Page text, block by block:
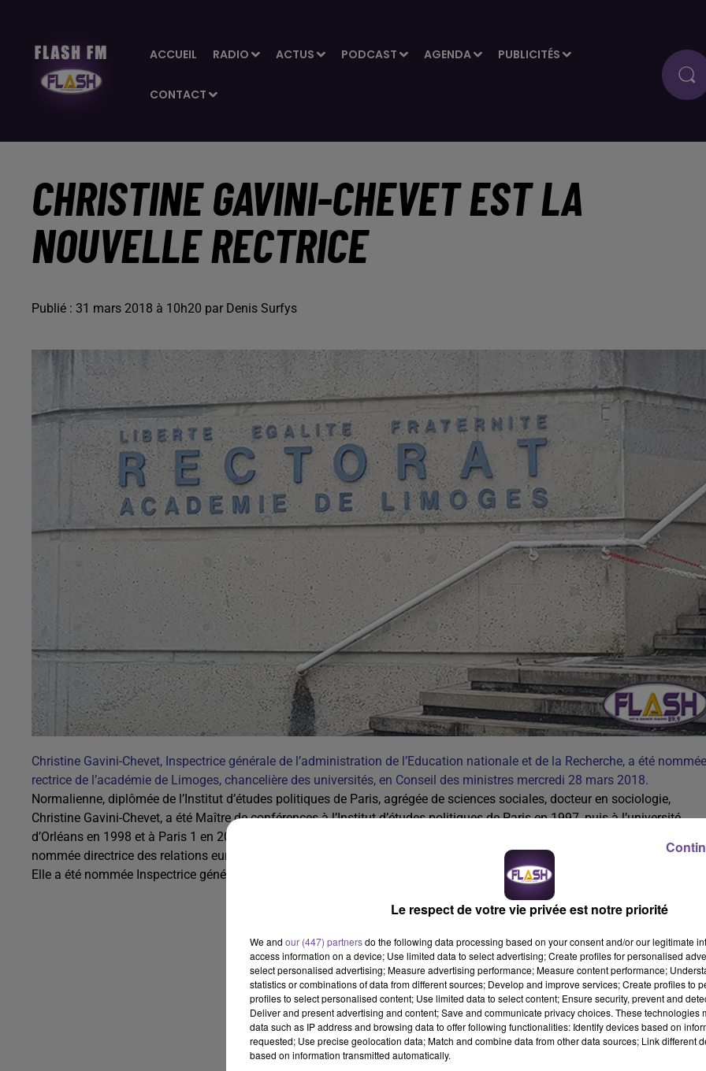
ACCUEIL RADIO ACTUS PODCAST AGENDA PUBLICITÉS
CONTACT
CHRISTINE GAVINI-CHEVET EST LA
NOUVELLE RECTRICE
Publié : 31 mars 2018 à 10h20 par Denis Surfys
Christine Gavini-Chevet, Inspectrice générale de l’administration de l’Education nationale et de la Recherche, a été nommée
rectrice de l’académie de Limoges, chancelière des universités, en Conseil des ministres mercredi 28 mars 2018.
Normalienne, diplômée de l’Institut d’études politiques de Paris, agrégée de sciences sociales, docteur en sociologie,
Christine Gavini-Chevet, a été Maître de conférences à l’Institut d’études politiques de Paris en 1997, puis à l’université
d’Orléans en 1998 et à Paris 1 en 2002. Elle a occupé diverses fonctions dans des cabinets ministériels avant d’être
nommée directrice des relations européennes et internationales, et à la coopération, au ministère de l’Education nationale.
Elle a été nommée Inspectrice générale de l’administration de l’Education nationale et de la Recherche en mars 2013.
Le respect de votre vie privée est notre priorité
We and our (447) partnersdo the following data processing based on your consent and/or our legitimate
access information on a device; Use limited data to select advertising; Create profiles for personalised
select personalised advertising; Measure advertising performance; Measure content performance;
statistics or combinations of data from different sources; Develop and improve services; Create profiles to
profiles to select personalised content; Use limited data to select content; Ensure security, prevent and
Deliver and present advertising and content; Save and communicate privacy choices. These technologies
data such as IP address and browsing data to offer following functionalities: Identify devices based on
requested; Use precise geolocation data; Match and combine data from other data sources; Link different
based on information transmitted automatically.